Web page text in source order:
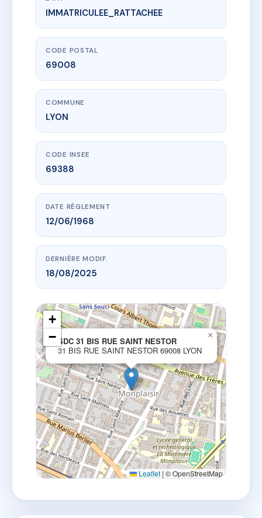
www.vme.plus/AA2791093
SDC 31 BIS RUE SAINT NESTOR
31bis Rue Saint Nestor
IMMATRICULEE_RATTACHEE
CODE POSTAL
69008
COMMUNE
LYON
CODE INSEE
69388
DATE RÈGLEMENT
12/06/1968
DERNIÈRE MODIF.
18/08/2025
SDC 31 BIS RUE SAINT NESTOR
31 BIS RUE SAINT NESTOR 69008 LYON
×
+
−
Leaflet | © OpenStreetMap